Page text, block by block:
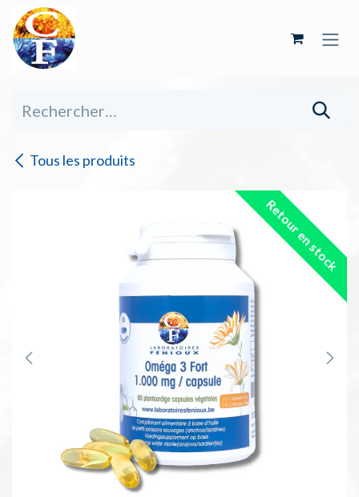
Se rendre au contenu
Tous les produits
Retour en stock